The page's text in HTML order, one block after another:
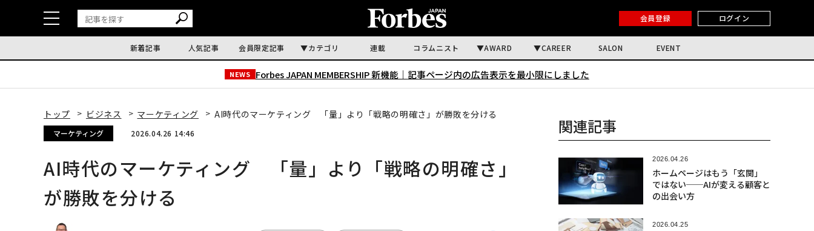
会員登録 ログイン
新着記事 人気記事 会員限定記事 カテゴリ 連載 コラムニスト AWARD CAREER SALON EVENT
NEWS Forbes JAPAN MEMBERSHIP 新機能｜ 記事ページ内の広告表示を最小限にしました
トップ ビジネス マーケティング AI時代のマーケティング 「量」より「戦略の明確さ」が勝敗を分ける
マーケティング 2026.04.26 14:46
AI時代のマーケティング 「量」より「戦略の明確さ」
が勝敗を分ける
関連記事
2026.04.26
ホームページはもう「玄関」
ではない──AIが変える顧客と
の出会い方
2026.04.25